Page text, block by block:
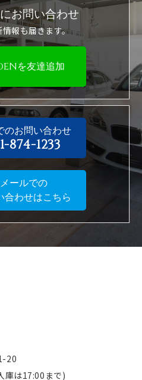
お問い合わせ
報も届きます。
を友達追加
のお問い合わせ
874-1233
メールでの
合わせはこちら
20
庫は17:00まで)